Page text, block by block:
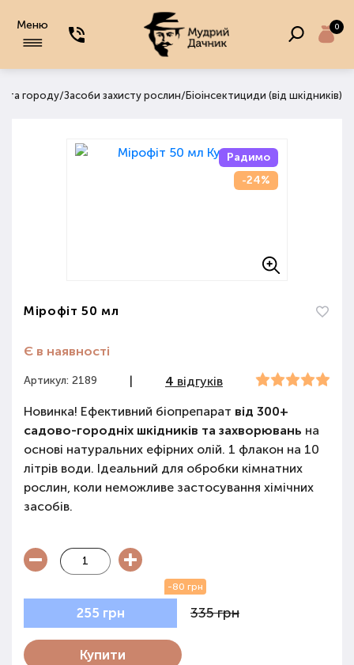
Меню 0
та городу/Засоби захисту рослин/ Біоінсектициди (від шкідників)
Радимо
-24%
Мірофіт 50 мл
Є в наявності
Артикул: 2189 | 4 відгуків
Новинка! Ефективний біопрепарат від 300+
садово-городніх шкідників та захворювань на
основі натуральних ефірних олій. 1 флакон на 10
літрів води. Ідеальний для обробки кімнатних
рослин, коли неможливе застосування хімічних
засобів.
255 грн
-80 грн
335 грн
Купити